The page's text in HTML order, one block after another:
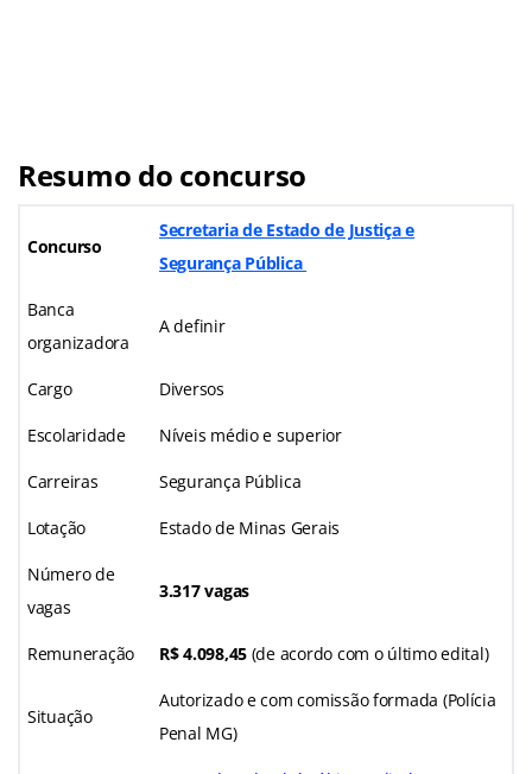
Resumo do concurso
Concurso
Secretaria de Estado de Justiça e
Segurança Pública
Banca
organizadora
A definir
Cargo Diversos
Escolaridade Níveis médio e superior
Carreiras Segurança Pública
Lotação Estado de Minas Gerais
Número de
vagas
3.317 vagas
Remuneração R$ 4.098,45 (de acordo com o último edital)
Situação
Autorizado e com comissão formada (Polícia
Penal MG)